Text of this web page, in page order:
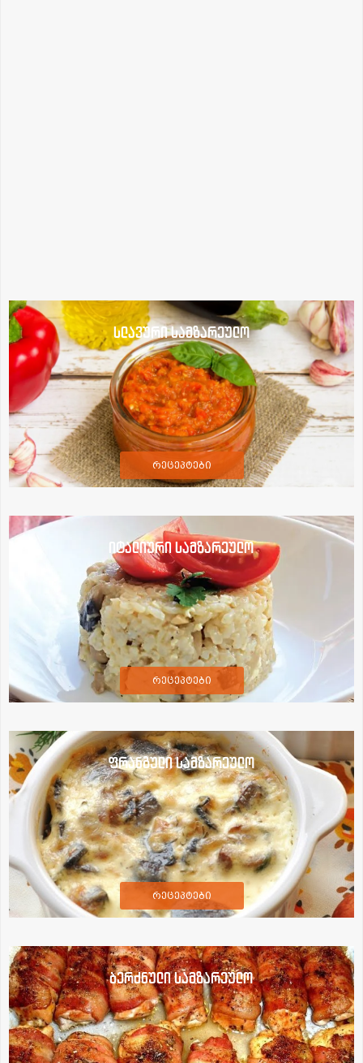
სლავური სამზარეულო
რეცეპტები
იტალიური სამზარეულო
რეცეპტები
ფრანგული სამზარეულო
რეცეპტები
ბერძნული სამზარეულო